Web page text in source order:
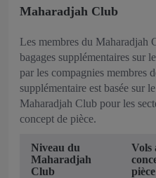
Maharadjah Club
Les membres du Maharadjah
bagages supplémentaires sur
par les compagnies membres
supplémentaire est basée sur
Maharadjah Club pour les
concept de pièce.
Niveau du
Maharadjah
Club
Vols
pièce